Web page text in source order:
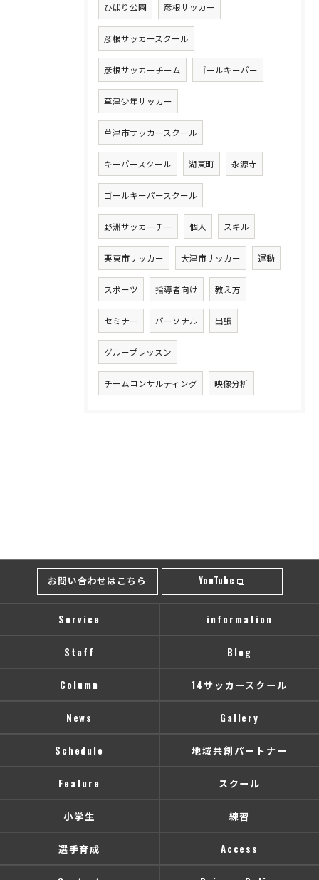
ひばり公園 彦根サッカー
彦根サッカースクール
彦根サッカーチーム ゴールキーパー
草津少年サッカー
草津市サッカースクール
キーパースクール 湖東町 永源寺
ゴールキーパースクール
野洲サッカーチー 個人 スキル
栗東市サッカー 大津市サッカー 運動
スポーツ 指導者向け 教え方
セミナー パーソナル 出張
グループレッスン
チームコンサルティング 映像分析
お問い合わせはこちら YouTube
Service information
Staff Blog
Column 14サッカースクール
News Gallery
Schedule 地域共創パートナー
Feature スクール
小学生 練習
選手育成 Access